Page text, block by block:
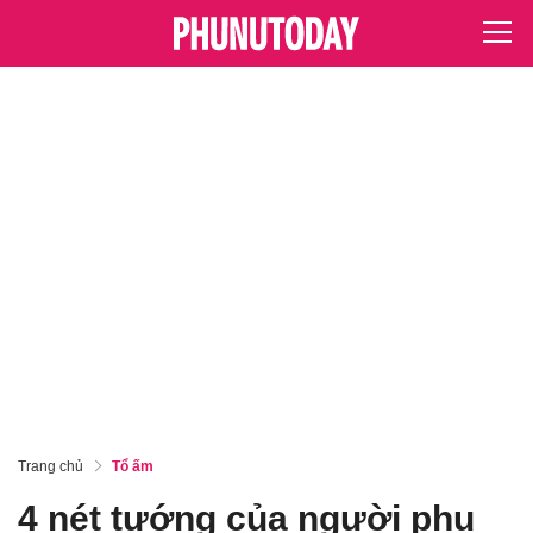
Trang chủ Tổ ấm
4 nét tướng của người phụ